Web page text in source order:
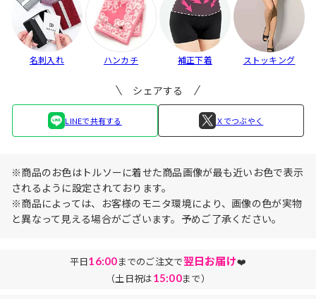
名刺入れ ハンカチ 補正下着 ストッキング
シェアする
LINEで共有する Ｘでつぶやく
※商品のお色はトルソーに着せた商品画像が最も近いお色で表示
されるように設定されております。
※商品によっては、お客様のモニタ環境により、画像の色が実物
と異なって見える場合がございます。予めご了承ください。
平日16:00までのご注文で翌日お届け❤️
（土日祝は15:00まで）